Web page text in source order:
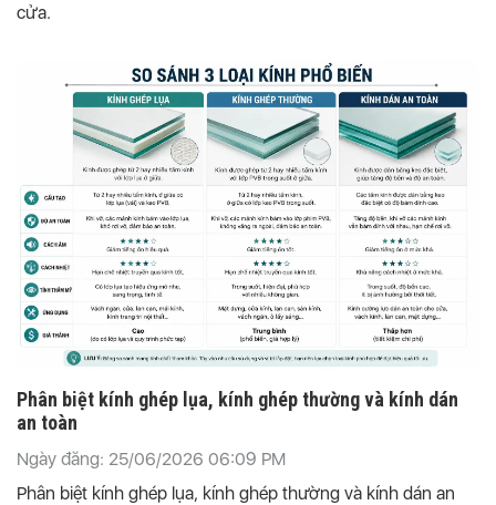
cửa.
Phân biệt kính ghép lụa, kính ghép thường và kính dán
an toàn
Ngày đăng: 25/06/2026 06:09 PM
Phân biệt kính ghép lụa, kính ghép thường và kính dán an